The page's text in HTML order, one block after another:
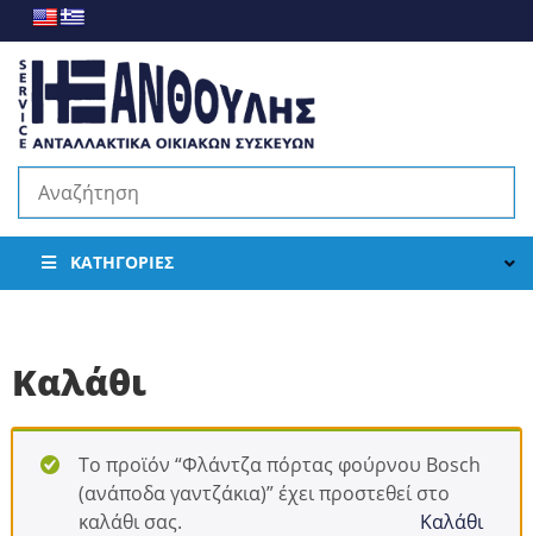
ΚΑΤΗΓΟΡΊΕΣ
Καλάθι
Το προϊόν “Φλάντζα πόρτας φούρνου Bosch
(ανάποδα γαντζάκια)” έχει προστεθεί στο
καλάθι σας.
Καλάθι